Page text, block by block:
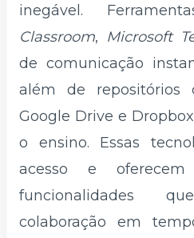
inegável.
Classroom, Microsoft
de comunicação
além de repositórios
Google Drive e
o ensino. Essas
acesso e
funcionalidades
colaboração em